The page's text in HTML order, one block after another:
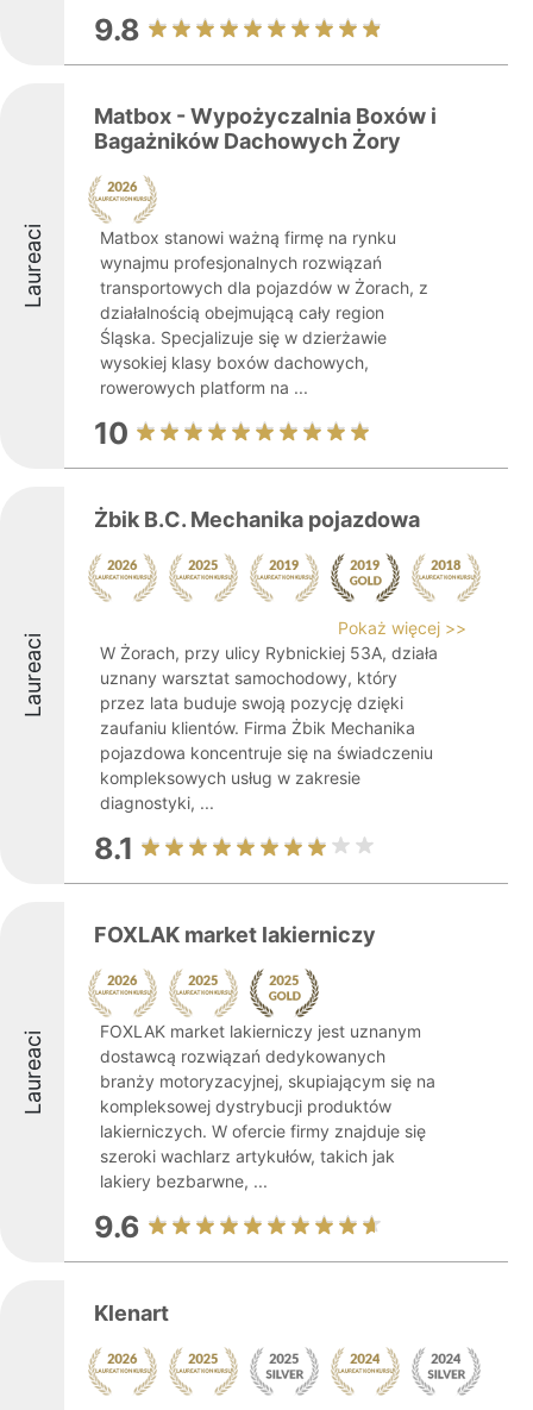
9.8
Laureaci
Matbox - Wypożyczalnia Boxów i
Bagażników Dachowych Żory
Matbox stanowi ważną firmę na rynku
wynajmu profesjonalnych rozwiązań
transportowych dla pojazdów w Żorach, z
działalnością obejmującą cały region
Śląska. Specjalizuje się w dzierżawie
wysokiej klasy boxów dachowych,
rowerowych platform na ...
10
Laureaci
Żbik B.C. Mechanika pojazdowa
Pokaż więcej >>
W Żorach, przy ulicy Rybnickiej 53A, działa
uznany warsztat samochodowy, który
przez lata buduje swoją pozycję dzięki
zaufaniu klientów. Firma Żbik Mechanika
pojazdowa koncentruje się na świadczeniu
kompleksowych usług w zakresie
diagnostyki, ...
8.1
Laureaci
FOXLAK market lakierniczy
FOXLAK market lakierniczy jest uznanym
dostawcą rozwiązań dedykowanych
branży motoryzacyjnej, skupiającym się na
kompleksowej dystrybucji produktów
lakierniczych. W ofercie firmy znajduje się
szeroki wachlarz artykułów, takich jak
lakiery bezbarwne, ...
9.6
Klenart